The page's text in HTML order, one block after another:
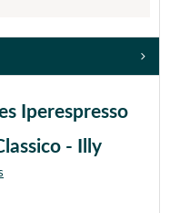
Iperespresso
- Illy